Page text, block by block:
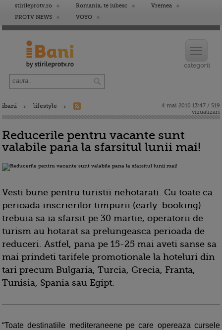
stirileprotv.ro Romania, te iubesc
Vremea
PROTV NEWS
VOYO
ibani lifestyle
4 mai 2010 13:47 / 519
vizualizari
Reducerile pentru vacante sunt
valabile pana la sfarsitul lunii mai!
Vesti bune pentru turistii nehotarati. Cu toate ca
perioada inscrierilor timpurii (early-booking)
trebuia sa ia sfarsit pe 30 martie, operatorii de
turism au hotarat sa prelungeasca perioada de
reduceri. Astfel, pana pe 15-25 mai aveti sanse sa
mai prindeti tarifele promotionale la hoteluri din
tari precum Bulgaria, Turcia, Grecia, Franta,
Tunisia, Spania sau Egipt.
“Toate destinatiile mediteraneene pe care opereaza cursele